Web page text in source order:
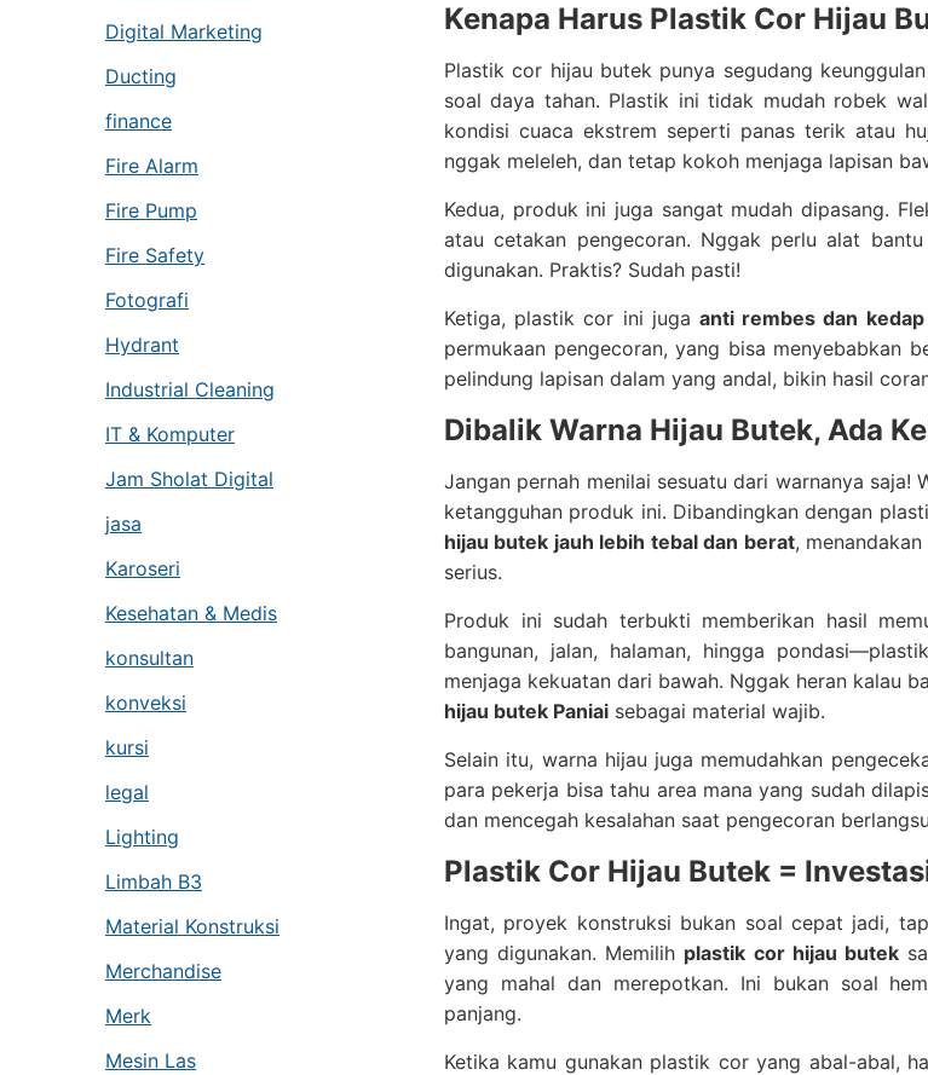
Digital Marketing
Ducting
finance
Fire Alarm
Fire Pump
Fire Safety
Fotografi
Hydrant
Industrial Cleaning
IT & Komputer
Jam Sholat Digital
jasa
Karoseri
Kesehatan & Medis
konsultan
konveksi
kursi
legal
Lighting
Limbah B3
Material Konstruksi
Merchandise
Merk
Mesin Las
Kenapa Harus Plastik Cor Hijau
Plastik cor hijau butek punya segudang
soal daya tahan. Plastik ini tidak mudah robek
kondisi cuaca ekstrem seperti panas terik atau
nggak meleleh, dan tetap kokoh menjaga lapisan
Kedua, produk ini juga sangat mudah dipasang.
atau cetakan pengecoran. Nggak perlu alat
digunakan. Praktis? Sudah pasti!
Ketiga, plastik cor ini jugaanti rembes dan
permukaan pengecoran, yang bisa menyebabkan
pelindung lapisan dalam yang andal, bikin hasil
Dibalik Warna Hijau Butek, Ada
Jangan pernah menilai sesuatu dari warnanya
ketangguhan produk ini. Dibandingkan dengan
hijau butek jauh lebih tebal dan berat,
serius.
Produk ini sudah terbukti memberikan hasil
bangunan, jalan, halaman, hingga
menjaga kekuatan dari bawah. Nggak heran kalau
hijau butek Paniai sebagai material wajib.
Selain itu, warna hijau juga memudahkan
para pekerja bisa tahu area mana yang sudah
dan mencegah kesalahan saat pengecoran
Plastik Cor Hijau Butek =
Ingat, proyek konstruksi bukan soal cepat jadi,
yang digunakan. Memilih plastik cor hijau butek
yang mahal dan merepotkan. Ini bukan soal
panjang.
Ketika kamu gunakan plastik cor yang abal-abal,